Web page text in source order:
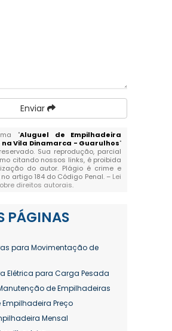
Enviar
"Aluguel de Empilhadeira
na Vila Dinamarca - Guarulhos"
Sua reprodução, parcial
citando nossos links, é proibida
do autor. Plágio é crime e
artigo 184 do Código Penal. – Lei
direitos autorais.
PÁGINAS
para Movimentação de
Elétrica para Carga Pesada
de Empilhadeiras
Preço
Mensal